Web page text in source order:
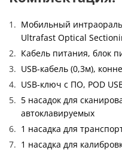
Мобильный
Ultrafast Optical
Кабель питания, блок
USB-кабель (0,3м),
USB-ключ с ПО, POD
5 насадок для
автоклавируемых
1 насадка для
1 насадка для